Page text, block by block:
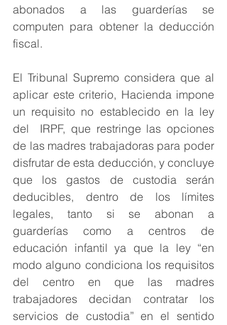
abonados a las guarderías se
computen para obtener la deducción
fiscal.
El Tribunal Supremo considera que al
aplicar este criterio, Hacienda impone
un requisito no establecido en la ley
del  IRPF, que restringe las opciones
de las madres trabajadoras para poder
disfrutar de esta deducción, y concluye
que los gastos de custodia serán
deducibles, dentro de los límites
legales, tanto si se abonan a
guarderías como a centros de
educación infantil ya que la ley “en
modo alguno condiciona los requisitos
del centro en que las madres
trabajadores decidan contratar los
servicios de custodia” en el sentido